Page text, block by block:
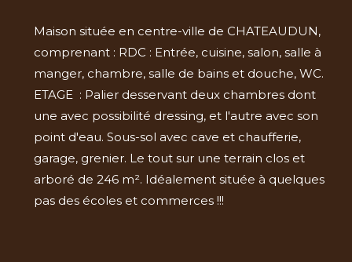
Maison située en centre-ville de CHATEAUDUN,
comprenant : RDC : Entrée, cuisine, salon, salle à
manger, chambre, salle de bains et douche, WC.
ETAGE : Palier desservant deux chambres dont
une avec possibilité dressing, et l'autre avec son
point d'eau. Sous-sol avec cave et chaufferie,
garage, grenier. Le tout sur une terrain clos et
arboré de 246 m². Idéalement située à quelques
pas des écoles et commerces !!!